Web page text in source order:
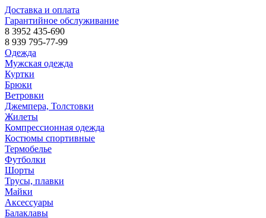
Доставка и оплата
Гарантийное обслуживание
8 3952 435-690
8 939 795-77-99
Одежда
Мужская одежда
Куртки
Брюки
Ветровки
Джемпера, Толстовки
Жилеты
Компрессионная одежда
Костюмы спортивные
Термобелье
Футболки
Шорты
Трусы, плавки
Майки
Аксессуары
Балаклавы